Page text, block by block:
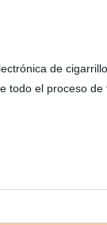
de
todo el proceso de